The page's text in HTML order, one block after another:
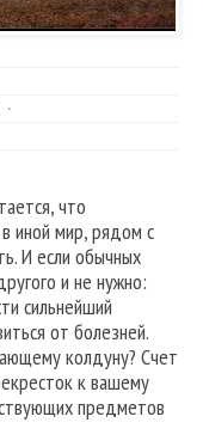
что
иной мир, рядом с
И если обычных
и не нужно:
сильнейший
от болезней.
колдуну? Счет
к вашему
предметов